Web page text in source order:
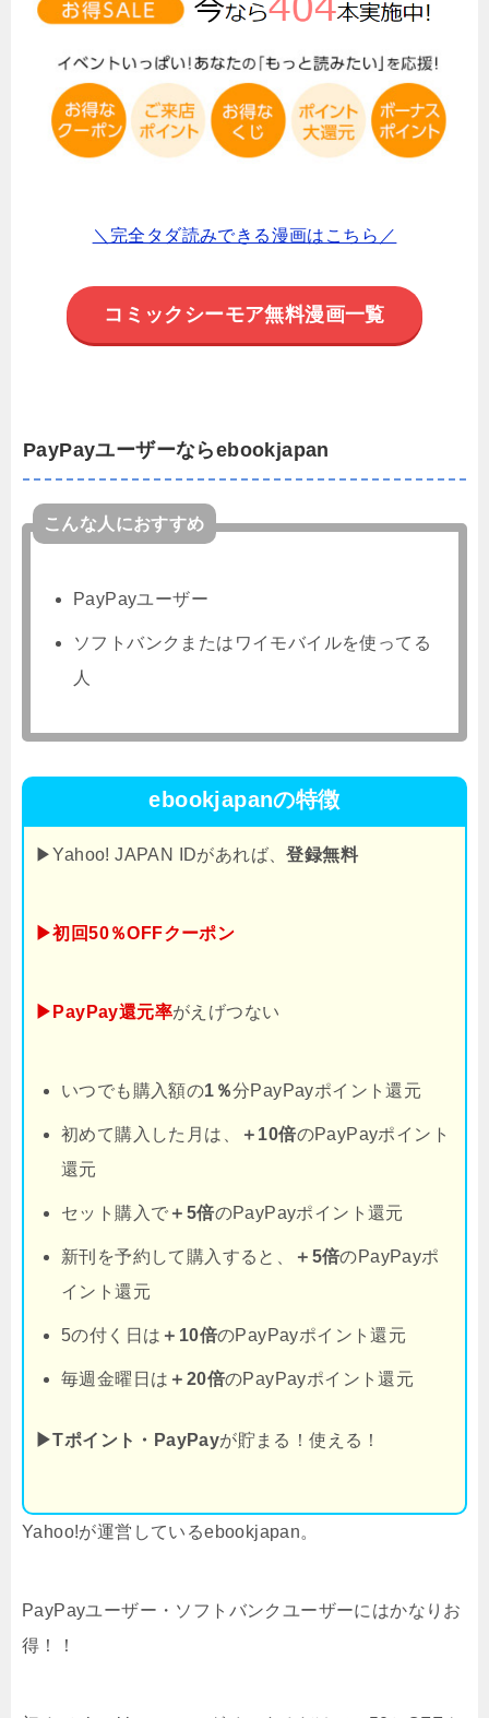
＼完全タダ読みできる漫画はこちら／
コミックシーモア無料漫画一覧
PayPayユーザーならebookjapan
こんな人におすすめ
PayPayユーザー
ソフトバンクまたはワイモバイルを使ってる
人
ebookjapanの特徴
▶Yahoo! JAPAN IDがあれば、登録無料
▶初回50％OFFクーポン
▶PayPay還元率がえげつない
いつでも購入額の1％分PayPayポイント還元
初めて購入した月は、 ＋10倍のPayPayポイント
還元
セット購入で ＋5倍のPayPayポイント還元
新刊を予約して購入すると、 ＋5倍のPayPayポ
イント還元
5の付く日は ＋10倍のPayPayポイント還元
毎週金曜日は ＋20倍のPayPayポイント還元
▶Tポイント・PayPayが貯まる！使える！
Yahoo!が運営しているebookjapan。
PayPayユーザー・ソフトバンクユーザーにはかなりお
得！！